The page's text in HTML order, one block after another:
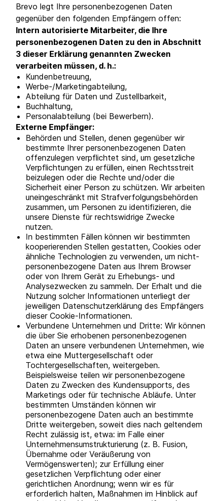
Brevo legt Ihre personenbezogenen Daten
gegenüber den folgenden Empfängern offen:
Intern autorisierte Mitarbeiter, die Ihre
personenbezogenen Daten zu den in Abschnitt
3 dieser Erklärung genannten Zwecken
verarbeiten müssen, d. h.:
Kundenbetreuung,
Werbe-/Marketingabteilung,
Abteilung für Daten und Zustellbarkeit,
Buchhaltung,
Personalabteilung (bei Bewerbern).
Externe Empfänger:
Behörden und Stellen, denen gegenüber wir
bestimmte Ihrer personenbezogenen Daten
offenzulegen verpflichtet sind, um gesetzliche
Verpflichtungen zu erfüllen, einen Rechtsstreit
beizulegen oder die Rechte und/oder die
Sicherheit einer Person zu schützen. Wir arbeiten
uneingeschränkt mit Strafverfolgungsbehörden
zusammen, um Personen zu identifizieren, die
unsere Dienste für rechtswidrige Zwecke
nutzen.
In bestimmten Fällen können wir bestimmten
kooperierenden Stellen gestatten, Cookies oder
ähnliche Technologien zu verwenden, um nicht-
personenbezogene Daten aus Ihrem Browser
oder von Ihrem Gerät zu Erhebungs- und
Analysezwecken zu sammeln. Der Erhalt und die
Nutzung solcher Informationen unterliegt der
jeweiligen Datenschutzerklärung des Empfängers
dieser Cookie-Informationen.
Verbundene Unternehmen und Dritte: Wir können
die über Sie erhobenen personenbezogenen
Daten an unsere verbundenen Unternehmen, wie
etwa eine Muttergesellschaft oder
Tochtergesellschaften, weitergeben.
Beispielsweise teilen wir personenbezogene
Daten zu Zwecken des Kundensupports, des
Marketings oder für technische Abläufe. Unter
bestimmten Umständen können wir
personenbezogene Daten auch an bestimmte
Dritte weitergeben, soweit dies nach geltendem
Recht zulässig ist, etwa: im Falle einer
Unternehmensumstrukturierung (z. B. Fusion,
Übernahme oder Veräußerung von
Vermögenswerten); zur Erfüllung einer
gesetzlichen Verpflichtung oder einer
gerichtlichen Anordnung; wenn wir es für
erforderlich halten, Maßnahmen im Hinblick auf